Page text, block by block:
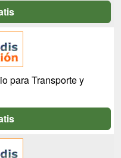
para Transporte y